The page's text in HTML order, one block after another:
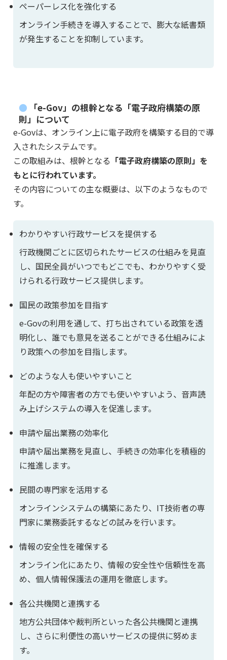
ペーパーレス化を強化する
オンライン手続きを導入することで、膨大な紙書類
が発生することを抑制しています。
「e-Gov」の根幹となる「電子政府構築の原
則」について
e-Govは、オンライン上に電子政府を構築する目的で導
入されたシステムです。
この取組みは、根幹となる 「電子政府構築の原則」を
もとに行われています。
その内容についての主な概要は、以下のようなもので
す。
わかりやすい行政サービスを提供する
行政機関ごとに区切られたサービスの仕組みを見直
し、国民全員がいつでもどこでも、わかりやすく受
けられる行政サービス提供します。
国民の政策参加を目指す
e-Govの利用を通して、打ち出されている政策を透
明化し、誰でも意見を送ることができる仕組みによ
り政策への参加を目指します。
どのような人も使いやすいこと
年配の方や障害者の方でも使いやすいよう、音声読
み上げシステムの導入を促進します。
申請や届出業務の効率化
申請や届出業務を見直し、手続きの効率化を積極的
に推進します。
民間の専門家を活用する
オンラインシステムの構築にあたり、IT技術者の専
門家に業務委託するなどの試みを行います。
情報の安全性を確保する
オンライン化にあたり、情報の安全性や信頼性を高
め、個人情報保護法の運用を徹底します。
各公共機関と連携する
地方公共団体や裁判所といった各公共機関と連携
し、さらに利便性の高いサービスの提供に努めま
す。